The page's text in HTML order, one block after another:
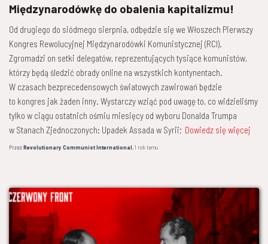
Międzynarodówkę do obalenia kapitalizmu!
Od drugiego do siódmego sierpnia, odbędzie się we Włoszech Pierwszy
Kongres Rewolucyjnej Międzynarodówki Komunistycznej (RCI).
Zgromadzi on setki delegatów, reprezentujących tysiące komunistów,
którzy będą śledzić obrady online na wszystkich kontynentach.
W czasach bezprecedensowych światowych zawirowań będzie
to kongres jak żaden inny. Wystarczy wziąć pod uwagę to, co widzieliśmy
tylko w ciągu ostatnich ośmiu miesięcy od wyboru Donalda Trumpa
w Stanach Zjednoczonych: Upadek Assada w Syrii; Dowiedz się więcej
PrzezRevolutionary Communist International,1 rok temu